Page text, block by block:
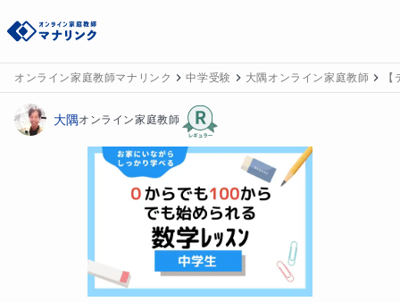
オンライン家庭教師マナリンク 中学受験 大隅オンライン家庭教師
大隅オンライン家庭教師